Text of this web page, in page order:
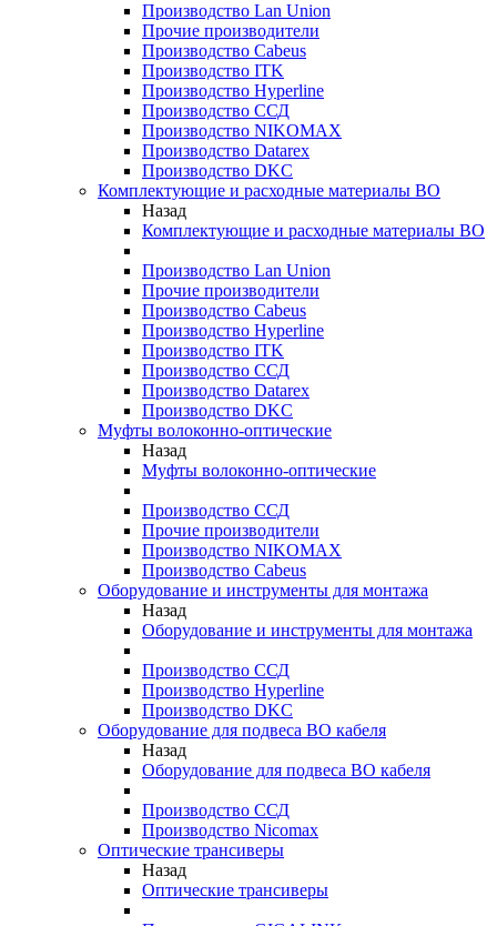
Производство Lan Union
Прочие производители
Производство Cabeus
Производство ITK
Производство Hyperline
Производство ССД
Производство NIKOMAX
Производство Datarex
Производство DKC
Комплектующие и расходные материалы ВО
Назад
Комплектующие и расходные материалы ВО
Производство Lan Union
Прочие производители
Производство Cabeus
Производство Hyperline
Производство ITK
Производство ССД
Производство Datarex
Производство DKC
Муфты волоконно-оптические
Назад
Муфты волоконно-оптические
Производство ССД
Прочие производители
Производство NIKOMAX
Производство Cabeus
Оборудование и инструменты для монтажа
Назад
Оборудование и инструменты для монтажа
Производство ССД
Производство Hyperline
Производство DKC
Оборудование для подвеса ВО кабеля
Назад
Оборудование для подвеса ВО кабеля
Производство ССД
Производство Nicomax
Оптические трансиверы
Назад
Оптические трансиверы